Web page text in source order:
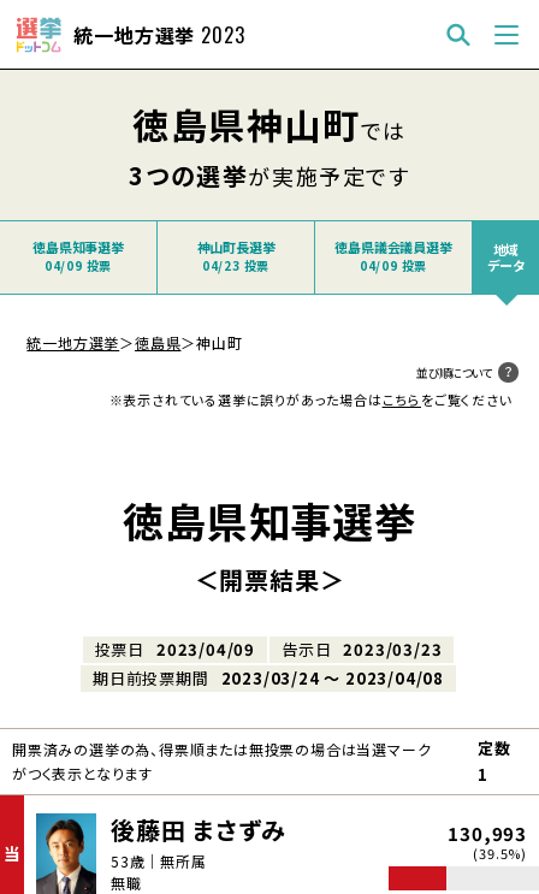
統一地方選挙 2023
徳島県神山町では
3つの選挙が実施予定です
徳島県知事選挙
04/09 投票
神山町長選挙
04/23 投票
徳島県議会議員選挙
04/09 投票
地域
データ
統一地方選挙＞徳島県＞神山町
並び順について
※表示されている選挙に誤りがあった場合はこちら をご覧ください
徳島県知事選挙
＜開票結果＞
投票日 2023/04/09 告示日
2023/03/23
期日前投票期間
2023/03/24 〜 2023/04/08
開票済みの選挙の為、得票順または無投票の場合は当選マーク
がつく表示となります
定数
1
当
後藤田 まさずみ
53歳｜無所属
無職
130,993
(39.5%)